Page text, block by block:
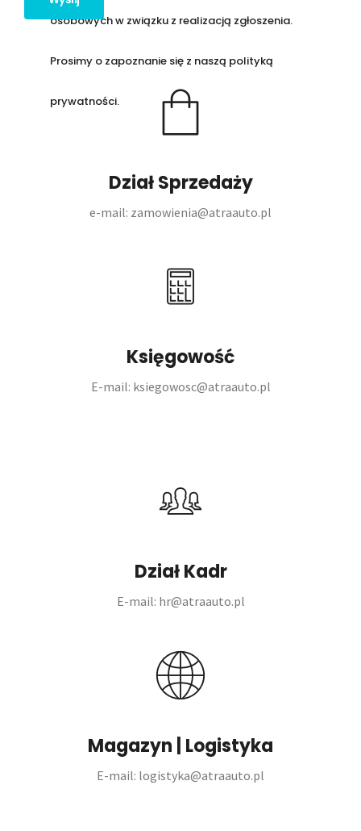
osobowych w związku z realizacją zgłoszenia.
Prosimy o zapoznanie się z naszą polityką
prywatności.
Dział Sprzedaży
e-mail: zamowienia@atraauto.pl
Księgowość
E-mail: ksiegowosc@atraauto.pl
Dział Kadr
E-mail: hr@atraauto.pl
Magazyn | Logistyka
E-mail: logistyka@atraauto.pl